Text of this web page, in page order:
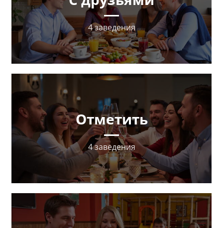
4 заведения
Отметить
4 заведения